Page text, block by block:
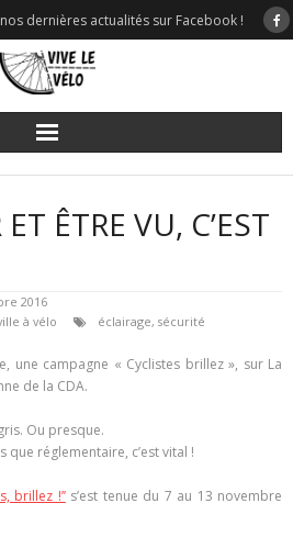
nos dernières actualités sur Facebook !
ÊTRE VU, C’EST
2016
à vélo éclairage, sécurité
une campagne « Cyclistes brillez », sur La
de la CDA.
Ou presque.
que réglementaire, c’est vital !
brillez !’’s’est tenue du 7 au 13 novembre